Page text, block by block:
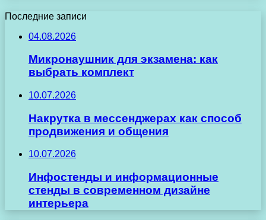
Последние записи
04.08.2026
Микронаушник для экзамена: как
выбрать комплект
10.07.2026
Накрутка в мессенджерах как способ
продвижения и общения
10.07.2026
Инфостенды и информационные
стенды в современном дизайне
интерьера